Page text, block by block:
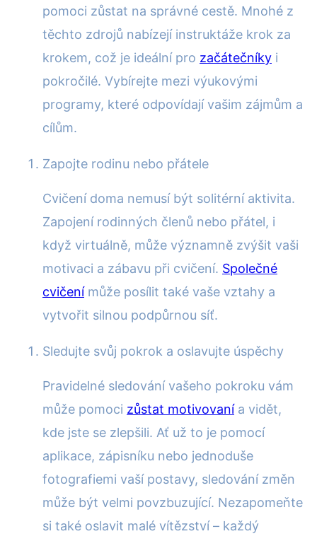
pomoci zůstat na správné cestě. Mnohé z
těchto zdrojů nabízejí instruktáže krok za
krokem, což je ideální pro začátečníky i
pokročilé. Vybírejte mezi výukovými
programy, které odpovídají vašim zájmům a
cílům.
Zapojte rodinu nebo přátele
Cvičení doma nemusí být solitérní aktivita.
Zapojení rodinných členů nebo přátel, i
když virtuálně, může významně zvýšit vaši
motivaci a zábavu při cvičení. Společné
cvičenímůže posílit také vaše vztahy a
vytvořit silnou podpůrnou síť.
Sledujte svůj pokrok a oslavujte úspěchy
Pravidelné sledování vašeho pokroku vám
může pomoci zůstat motivovanía vidět,
kde jste se zlepšili. Ať už to je pomocí
aplikace, zápisníku nebo jednoduše
fotografiemi vaší postavy, sledování změn
může být velmi povzbuzující. Nezapomeňte
si také oslavit malé vítězství – každý